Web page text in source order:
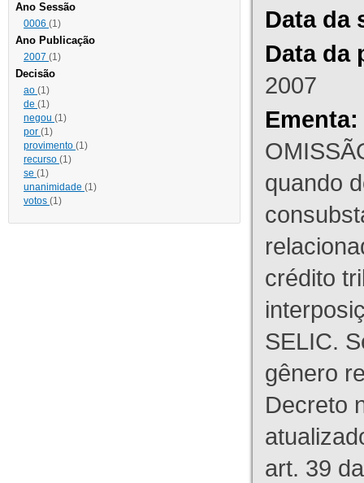
Ano Sessão
0006 (1)
Ano Publicação
2007 (1)
Decisão
ao (1)
de (1)
negou (1)
por (1)
provimento (1)
recurso (1)
se (1)
unanimidade (1)
votos (1)
Data da
Data da
2007
Ementa:
quando
crédito
SELIC.
gênero
Decreto
art. 39